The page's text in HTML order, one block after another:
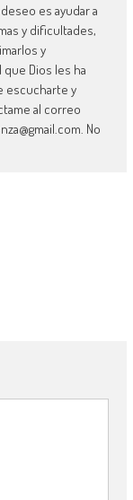
es ayudar a
y dificultades,
y
Dios les ha
escucharte y
al correo
No